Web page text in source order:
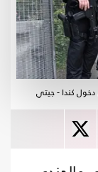
كندا - جيتي